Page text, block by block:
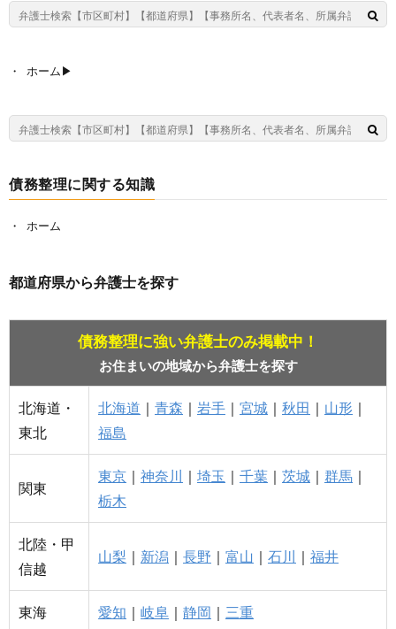
ホーム▶︎
債務整理に関する知識
ホーム
都道府県から弁護士を探す
債務整理に強い弁護士のみ掲載中！
お住まいの地域から弁護士を探す
北海道・
東北
北海道 ｜ 青森 ｜ 岩手 ｜ 宮城 ｜ 秋田 ｜ 山形 ｜
福島
関東
東京 ｜ 神奈川 ｜ 埼玉 ｜ 千葉 ｜ 茨城 ｜ 群馬 ｜
栃木
北陸・甲
信越
山梨 ｜ 新潟 ｜ 長野 ｜ 富山 ｜ 石川 ｜ 福井
東海 愛知 ｜ 岐阜 ｜ 静岡 ｜ 三重